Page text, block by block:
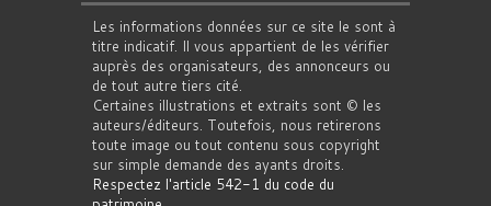
Les informations données sur ce site le sont à
titre indicatif. Il vous appartient de les vérifier
auprès des organisateurs, des annonceurs ou
de tout autre tiers cité.
Certaines illustrations et extraits sont © les
auteurs/éditeurs. Toutefois, nous retirerons
toute image ou tout contenu sous copyright
sur simple demande des ayants droits.
Respectez l'article 542-1 du code du